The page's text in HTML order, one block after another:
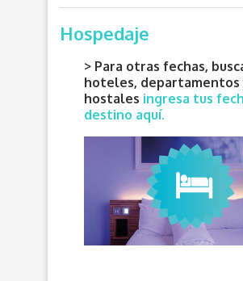
Hospedaje
> Para otras fechas,
hoteles, departamentos
hostales ingresa tus
destino aquí.